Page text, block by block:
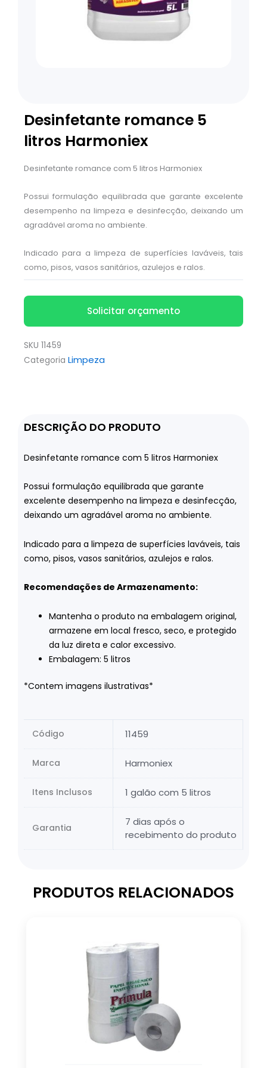
Desinfetante romance 5
litros Harmoniex
Desinfetante romance com 5 litros Harmoniex
Possui formulação equilibrada que garante excelente
desempenho na limpeza e desinfecção, deixando um
agradável aroma no ambiente.
Indicado para a limpeza de superfícies laváveis, tais
como, pisos, vasos sanitários, azulejos e ralos.
Solicitar orçamento
SKU 11459
Categoria Limpeza
DESCRIÇÃO DO PRODUTO
Desinfetante romance com 5 litros Harmoniex
Possui formulação equilibrada que garante
excelente desempenho na limpeza e desinfecção,
deixando um agradável aroma no ambiente.
Indicado para a limpeza de superfícies laváveis, tais
como, pisos, vasos sanitários, azulejos e ralos.
Recomendações de Armazenamento:
Mantenha o produto na embalagem original,
armazene em local fresco, seco, e protegido
da luz direta e calor excessivo.
Embalagem: 5 litros
*Contem imagens ilustrativas*
Código 11459
Marca Harmoniex
Itens Inclusos 1 galão com 5 litros
Garantia
7 dias após o
recebimento do produto
PRODUTOS RELACIONADOS